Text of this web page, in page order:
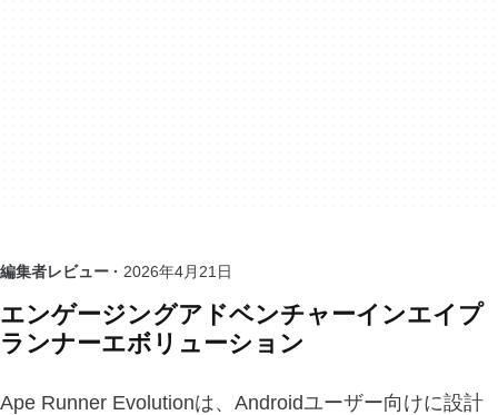
編集者レビュー · 2026年4月21日
エンゲージングアドベンチャーインエイプ
ランナーエボリューション
Ape Runner Evolutionは、Androidユーザー向けに設計